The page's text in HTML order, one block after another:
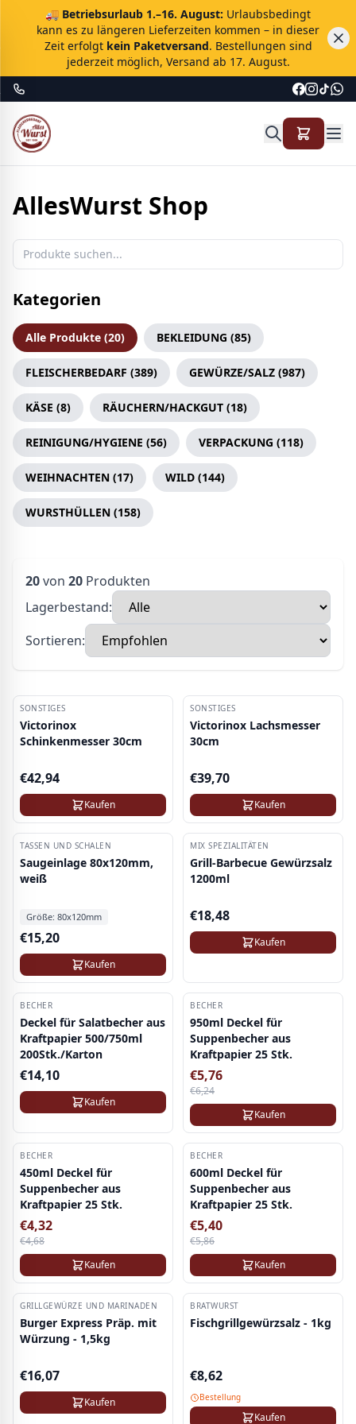
🚚 Betriebsurlaub 1.–16. August: Urlaubsbedingt
kann es zu längeren Lieferzeiten kommen – in dieser
Zeit erfolgt kein Paketversand. Bestellungen sind
jederzeit möglich, Versand ab 17. August.
AllesWurst Shop
Kategorien
Alle Produkte (20) BEKLEIDUNG (85)
FLEISCHERBEDARF (389) GEWÜRZE/SALZ (987)
KÄSE (8) RÄUCHERN/HACKGUT (18)
REINIGUNG/HYGIENE (56) VERPACKUNG (118)
WEIHNACHTEN (17) WILD (144)
WURSTHÜLLEN (158)
20von 20 Produkten
Lagerbestand:
Sortieren:
SONSTIGES
Victorinox
Schinkenmesser 30cm
€42,94
Kaufen
SONSTIGES
Victorinox Lachsmesser
30cm
€39,70
Kaufen
TASSEN UND SCHALEN
Saugeinlage 80x120mm,
weiß
Größe: 80x120mm
€15,20
Kaufen
MIX SPEZIALITÄTEN
Grill-Barbecue Gewürzsalz
1200ml
€18,48
Kaufen
BECHER
Deckel für Salatbecher aus
Kraftpapier 500/750ml
200Stk./Karton
€14,10
Kaufen
8%
BECHER
950ml Deckel für
Suppenbecher aus
Kraftpapier 25 Stk.
€5,76
€6,24
Kaufen
8%
BECHER
450ml Deckel für
Suppenbecher aus
Kraftpapier 25 Stk.
€4,32
€4,68
Kaufen
8%
BECHER
600ml Deckel für
Suppenbecher aus
Kraftpapier 25 Stk.
€5,40
€5,86
Kaufen
GRILLGEWÜRZE UND MARINADEN
Burger Express Präp. mit
Würzung - 1,5kg
€16,07
Kaufen
BRATWURST
Fischgrillgewürzsalz - 1kg
€8,62
Bestellung
Kaufen